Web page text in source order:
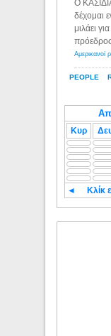
PEOPLE
Ο
δέχομαι
μιλάει
Κυρ
◄ Κλίκ